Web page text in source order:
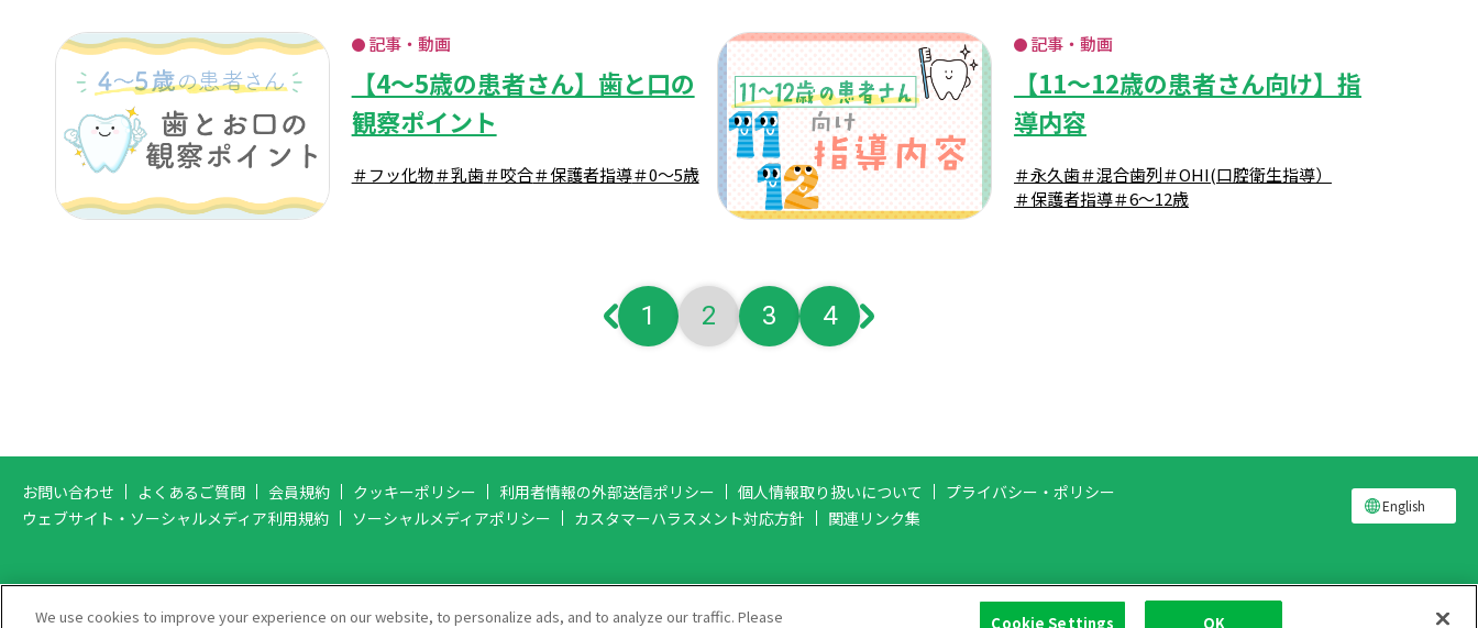
記事・動画
【4～5歳の患者さん】歯と口の
観察ポイント
＃フッ化物＃乳歯＃咬合＃保護者指導＃0～5歳
記事・動画
【11～12歳の患者さん向け】指
導内容
＃永久歯＃混合歯列＃OHI(口腔衛生指導）
＃保護者指導＃6～12歳
1 2 3 4
お問い合わせ よくあるご質問 会員規約 クッキーポリシー 利用者情報の外部送信ポリシー 個人情報取り扱いについて
プライバシー・ポリシー
ウェブサイト・ソーシャルメディア利用規約
ソーシャルメディアポリシー カスタマーハラスメント対応方針 関連リンク集
English
We use cookies to improve your experience on our website, to personalize ads, and to analyze our traffic. Please
Cookie Settings OK